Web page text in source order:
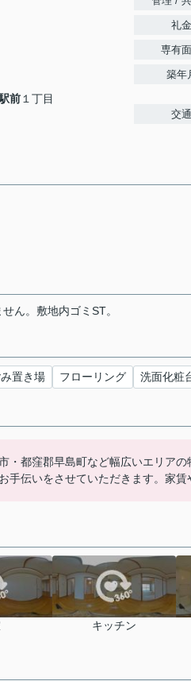
前 １丁目
礼金
専有
築年
交通
ん。敷地内ゴミST。
置き場 フローリング 洗面化粧
・都窪郡早島町など幅広いエリア
手伝いをさせていただきます。家賃
キッチン